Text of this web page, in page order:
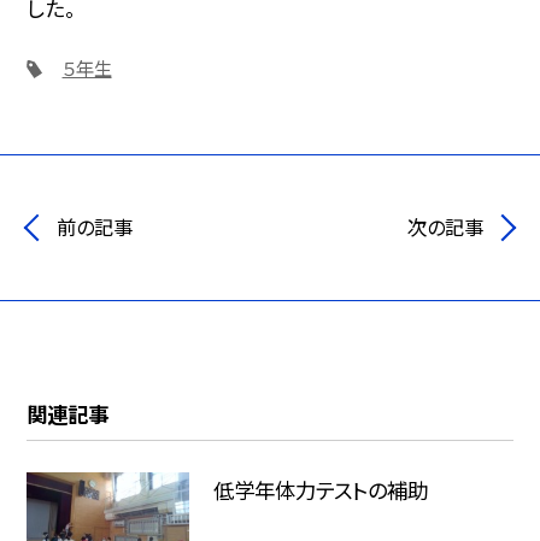
した。
５年生
前の記事 次の記事
関連記事
低学年体力テストの補助